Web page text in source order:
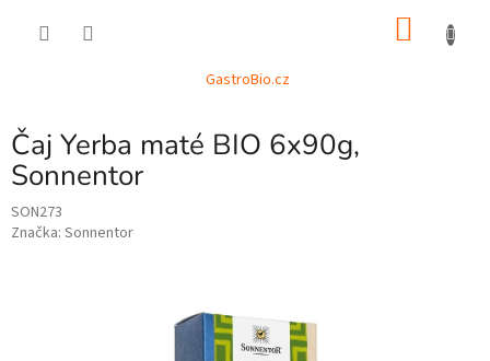
GastroBio.cz
Čaj Yerba maté BIO 6x90g,
Sonnentor
SON273
Značka: Sonnentor